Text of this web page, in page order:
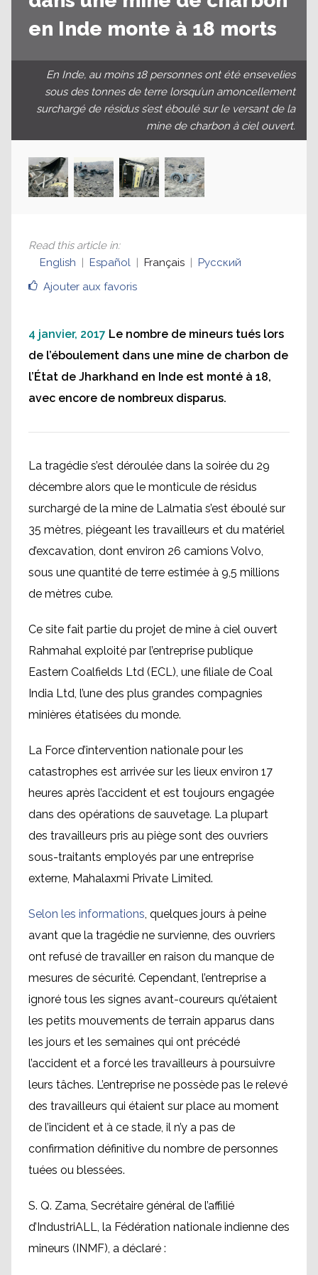
en Inde monte à 18 morts
En Inde, au moins 18 personnes ont été ensevelies
sous des tonnes de terre lorsqu’un amoncellement
surchargé de résidus s’est éboulé sur le versant de la
mine de charbon à ciel ouvert.
Ajouter aux favoris
Read this article in:
English
Español Français Русский
4 janvier, 2017 Le nombre de mineurs tués lors
de l’éboulement dans une mine de charbon de
l’État de Jharkhand en Inde est monté à 18,
avec encore de nombreux disparus.
La tragédie s’est déroulée dans la soirée du 29
décembre alors que le monticule de résidus
surchargé de la mine de Lalmatia s’est éboulé sur
35 mètres, piégeant les travailleurs et du matériel
d’excavation, dont environ 26 camions Volvo,
sous une quantité de terre estimée à 9,5 millions
de mètres cube.
Ce site fait partie du projet de mine à ciel ouvert
Rahmahal exploité par l’entreprise publique
Eastern Coalfields Ltd (ECL), une filiale de Coal
India Ltd, l’une des plus grandes compagnies
minières étatisées du monde.
La Force d’intervention nationale pour les
catastrophes est arrivée sur les lieux environ 17
heures après l’accident et est toujours engagée
dans des opérations de sauvetage. La plupart
des travailleurs pris au piège sont des ouvriers
sous-traitants employés par une entreprise
externe, Mahalaxmi Private Limited.
Selon les informations , quelques jours à peine
avant que la tragédie ne survienne, des ouvriers
ont refusé de travailler en raison du manque de
mesures de sécurité. Cependant, l’entreprise a
ignoré tous les signes avant-coureurs qu’étaient
les petits mouvements de terrain apparus dans
les jours et les semaines qui ont précédé
l’accident et a forcé les travailleurs à poursuivre
leurs tâches. L’entreprise ne possède pas le relevé
des travailleurs qui étaient sur place au moment
de l’incident et à ce stade, il n’y a pas de
confirmation définitive du nombre de personnes
tuées ou blessées.
S. Q. Zama, Secrétaire général de l’affilié
d’IndustriALL, la Fédération nationale indienne des
mineurs (INMF), a déclaré :